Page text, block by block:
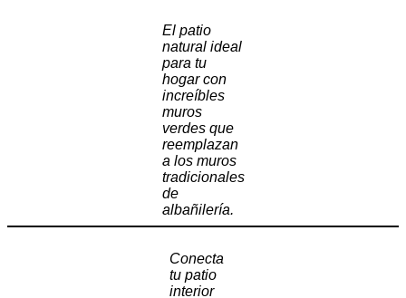
El patio
natural ideal
para tu
hogar con
increíbles
muros
verdes que
reemplazan
a los muros
tradicionales
de
albañilería.
Conecta
tu patio
interior